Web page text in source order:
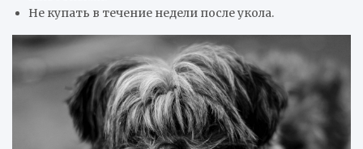
Не купать в течение недели после укола.